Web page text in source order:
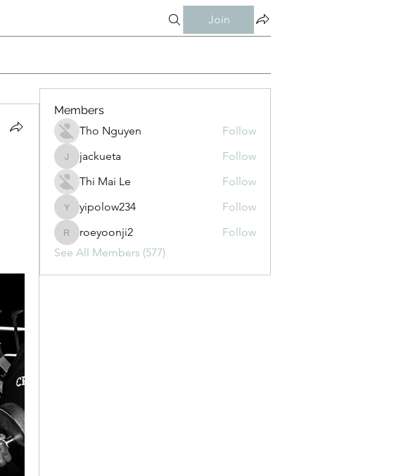
Join
Members
Tho Nguyen
Follow
jackueta
jackueta
Follow
Thi Mai Le
Follow
yipolow234
yipolow234 Follow
roeyoonji2
roeyoonji2
Follow
See All Members (577)